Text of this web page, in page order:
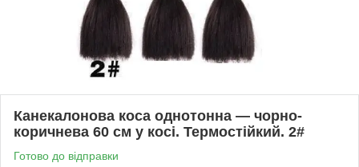
Канекалонова коса однотонна — чорно-
коричнева 60 см у косі. Термостійкий. 2#
Готово до відправки